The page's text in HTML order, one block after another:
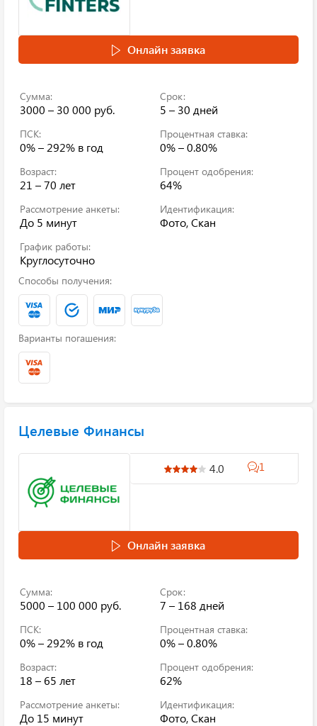
Онлайн заявка
Сумма:
3000 – 30 000 руб.
Срок:
5 – 30 дней
ПСК:
0% – 292% в год
Процентная ставка:
0% – 0.80%
Возраст:
21 – 70 лет
Процент одобрения:
64%
Рассмотрение анкеты:
До 5 минут
Идентификация:
Фото, Скан
График работы:
Круглосуточно
Способы получения:
Варианты погашения:
Целевые Финансы
4.0 1
Онлайн заявка
Сумма:
5000 – 100 000 руб.
Срок:
7 – 168 дней
ПСК:
0% – 292% в год
Процентная ставка:
0% – 0.80%
Возраст:
18 – 65 лет
Процент одобрения:
62%
Рассмотрение анкеты:
До 15 минут
Идентификация:
Фото, Скан